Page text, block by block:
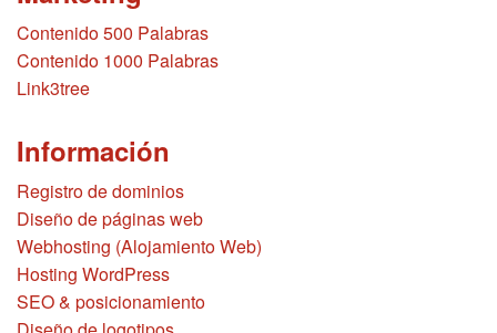
Contenido 500 Palabras
Contenido 1000 Palabras
Link3tree
Información
Registro de dominios
Diseño de páginas web
Webhosting (Alojamiento Web)
Hosting WordPress
SEO & posicionamiento